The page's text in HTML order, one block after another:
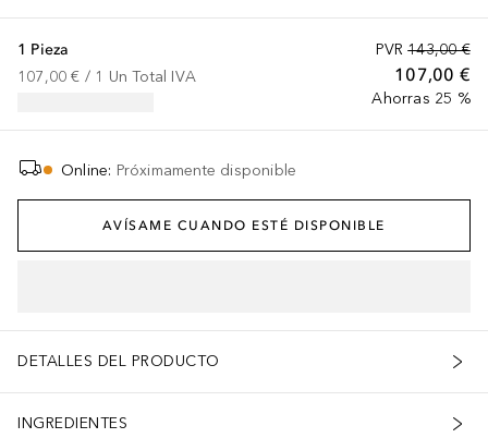
PVR 143,00 €
107,00 €
Ahorras 25 %
1 Pieza
107,00 € / 1 Un Total IVA
Online: Próximamente disponible
AVÍSAME CUANDO ESTÉ DISPONIBLE
DETALLES DEL PRODUCTO
INGREDIENTES